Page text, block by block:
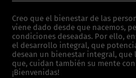
Creo que el bienestar de las
viene dado desde que nacemos,
condiciones deseadas. Por ello,
el desarrollo integral, que
desean un bienestar integral, que
que, cuidan también su mente
¡Bienvenidas!